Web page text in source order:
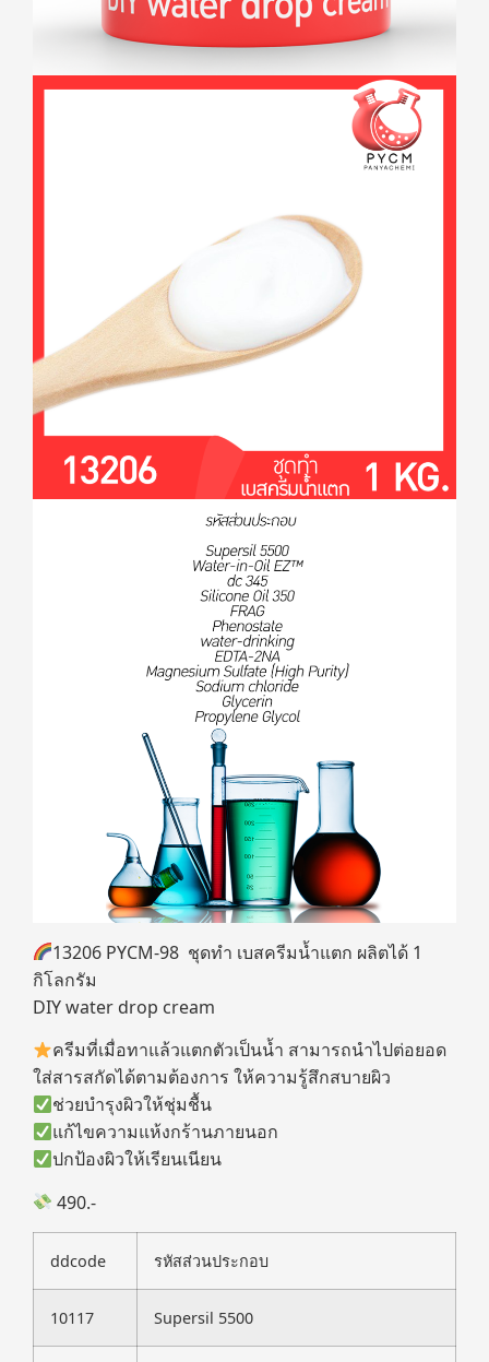
13206 PYCM-98 ชุดทำ เบสครีมน้ำแตก ผลิตได้ 1
กิโลกรัม
DIY water drop cream
ครีมที่เมื่อทาแล้วแตกตัวเป็นน้ำ สามารถนำไปต่อยอด
ใส่สารสกัดได้ตามต้องการ ให้ความรู้สึกสบายผิว
ช่วยบำรุงผิวให้ชุ่มชื้น
แก้ไขความแห้งกร้านภายนอก
ปกป้องผิวให้เรียนเนียน
490.-
ddcode รหัสส่วนประกอบ
10117 Supersil 5500